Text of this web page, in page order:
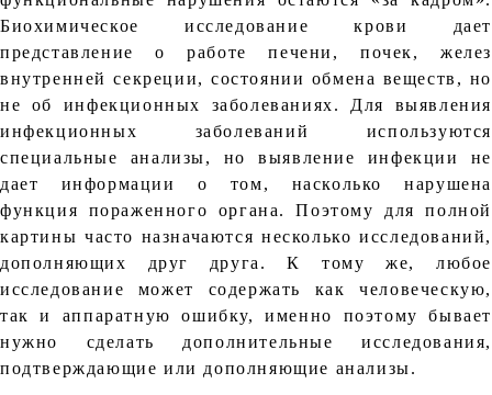
Биохимическое исследование крови дает
представление о работе печени, почек, желез
внутренней секреции, состоянии обмена веществ, но
не об инфекционных заболеваниях. Для выявления
инфекционных заболеваний используются
специальные анализы, но выявление инфекции не
дает информации о том, насколько нарушена
функция пораженного органа. Поэтому для полной
картины часто назначаются несколько исследований,
дополняющих друг друга. К тому же, любое
исследование может содержать как человеческую,
так и аппаратную ошибку, именно поэтому бывает
нужно сделать дополнительные исследования,
подтверждающие или дополняющие анализы.